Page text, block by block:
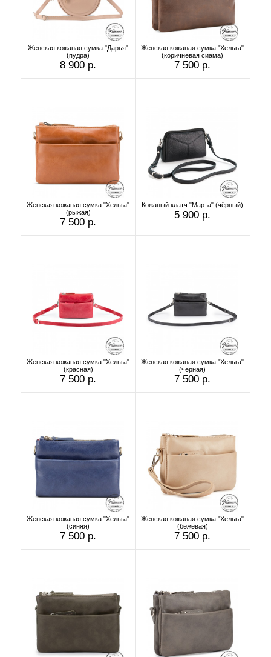
Женская кожаная сумка "Дарья"
(пудра)
8 900 р.
Женская кожаная сумка "Хельга"
(коричневая сиама)
7 500 р.
Женская кожаная сумка "Хельга"
(рыжая)
7 500 р.
Кожаный клатч "Марта" (чёрный)
5 900 р.
Женская кожаная сумка "Хельга"
(красная)
7 500 р.
Женская кожаная сумка "Хельга"
(чёрная)
7 500 р.
Женская кожаная сумка "Хельга"
(синяя)
7 500 р.
Женская кожаная сумка "Хельга"
(бежевая)
7 500 р.